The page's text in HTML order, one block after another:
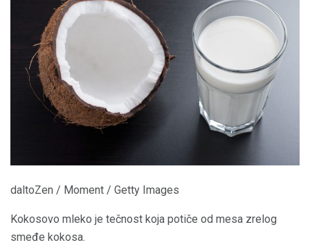
daltoZen / Moment / Getty Images
Kokosovo mleko je tečnost koja potiče od mesa zrelog
smeđe kokosa.